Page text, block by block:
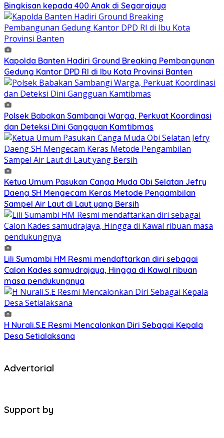
Bingkisan kepada 400 Anak di Segarajaya
Kapolda Banten Hadiri Ground Breaking Pembangunan
Gedung Kantor DPD RI di Ibu Kota Provinsi Banten
Polsek Babakan Sambangi Warga, Perkuat Koordinasi
dan Deteksi Dini Gangguan Kamtibmas
Ketua Umum Pasukan Canga Muda Obi Selatan Jefry
Daeng SH Mengecam Keras Metode Pengambilan
Sampel Air Laut di Laut yang Bersih
Lili Sumambi HM Resmi mendaftarkan diri sebagai
Calon Kades samudrajaya, Hingga di Kawal ribuan
masa pendukungnya
H Nurali.S.E Resmi Mencalonkan Diri Sebagai Kepala
Desa Setialaksana
Advertorial
Support by